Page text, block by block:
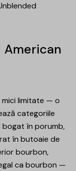
American
mici limitate — o
categoriile
bogat în porumb,
în butoaie de
bourbon,
ca bourbon —